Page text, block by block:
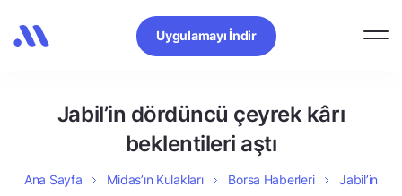
Uygulamayı İndir
Jabil’in dördüncü çeyrek kârı
beklentileri aştı
Ana Sayfa Midas’ın Kulakları Borsa Haberleri
Jabil’in